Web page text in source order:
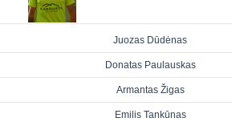
Juozas Dūdėnas
Donatas Paulauskas
Armantas Žigas
Emilis Tankūnas